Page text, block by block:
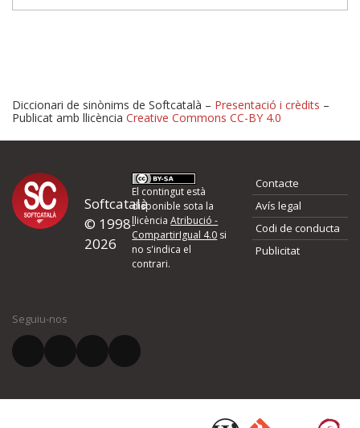
Proposeu-nos millores o
d'errors
Si heu trobat un error o voleu proposar alguna millora, ompliu els
quina és la millora que proposeu o l'error del qual voleu informar-
El vostre correu electrònic *
Diccionari de sinònims de Softcatalà – Presentació i crèdits –
Publicat amb llicència Creative Commons CC-BY 4.0
Softcatalà
© 1998-
2026
El contingut està
disponible sota la
llicènciaAtribució -
CompartirIgual 4.0 si
no s'indica el
contrari.
Contacte
Avís legal
Codi de conducta
Publicitat
Seguiu-nos